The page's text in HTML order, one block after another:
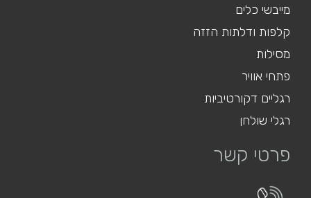
מייבשי כלים
קלפות ודלתות הזזה
מסילות
פתחי אוויר
רגליים דקורטיביות
רגלי שולחן
פרטי קשר